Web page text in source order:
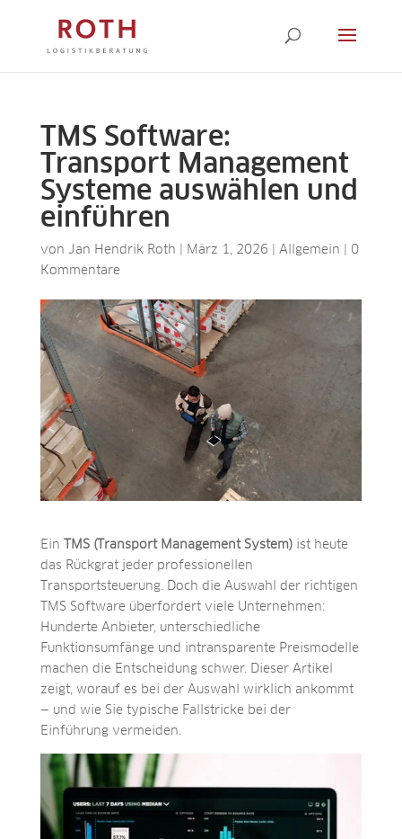
TMS Software:
Transport Management
Systeme auswählen und
einführen
von Jan Hendrik Roth | März 1, 2026 | Allgemein | 0
Kommentare
Ein TMS (Transport Management System)ist heute
das Rückgrat jeder professionellen
Transportsteuerung. Doch die Auswahl der richtigen
TMS Software überfordert viele Unternehmen:
Hunderte Anbieter, unterschiedliche
Funktionsumfänge und intransparente Preismodelle
machen die Entscheidung schwer. Dieser Artikel
zeigt, worauf es bei der Auswahl wirklich ankommt
— und wie Sie typische Fallstricke bei der
Einführung vermeiden.